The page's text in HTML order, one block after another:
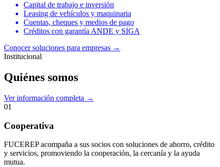
Capital de trabajo e inversión
Leasing de vehículos y maquinaria
Cuentas, cheques y medios de pago
Créditos con garantía ANDE y SIGA
Conocer soluciones para empresas →
Institucional
Quiénes somos
Ver información completa →
01
Cooperativa
FUCEREP acompaña a sus socios con soluciones de ahorro, crédito
y servicios, promoviendo la cooperación, la cercanía y la ayuda
mutua.